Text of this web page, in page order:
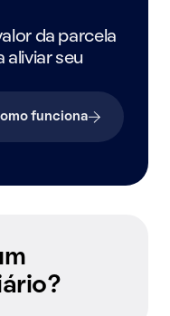
da parcela
aliviar seu
funciona